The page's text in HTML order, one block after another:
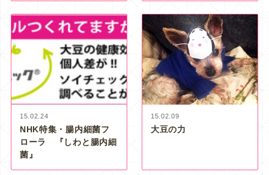
15.02.24
NHK特集・腸内細菌フ
ローラ 『しわと腸内細
菌』
15.02.09
大豆の力